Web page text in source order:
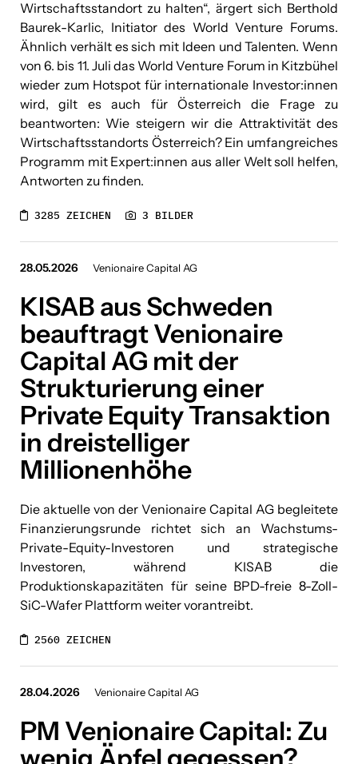
Wirtschaftsstandort zu halten“, ärgert sich Berthold
Baurek-Karlic, Initiator des World Venture Forums.
Ähnlich verhält es sich mit Ideen und Talenten. Wenn
von 6. bis 11. Juli das World Venture Forum in Kitzbühel
wieder zum Hotspot für internationale Investor:innen
wird, gilt es auch für Österreich die Frage zu
beantworten: Wie steigern wir die Attraktivität des
Wirtschaftsstandorts Österreich? Ein umfangreiches
Programm mit Expert:innen aus aller Welt soll helfen,
Antworten zu finden.
3285 ZEICHEN 3 BILDER
28.05.2026 Venionaire Capital AG
KISAB aus Schweden
beauftragt Venionaire
Capital AG mit der
Strukturierung einer
Private Equity Transaktion
in dreistelliger
Millionenhöhe
Die aktuelle von der Venionaire Capital AG begleitete
Finanzierungsrunde richtet sich an Wachstums-
Private-Equity-Investoren und strategische
Investoren, während KISAB die
Produktionskapazitäten für seine BPD-freie 8-Zoll-
SiC-Wafer Plattform weiter vorantreibt.
2560 ZEICHEN
28.04.2026 Venionaire Capital AG
PM Venionaire Capital: Zu
wenig Äpfel gegessen?